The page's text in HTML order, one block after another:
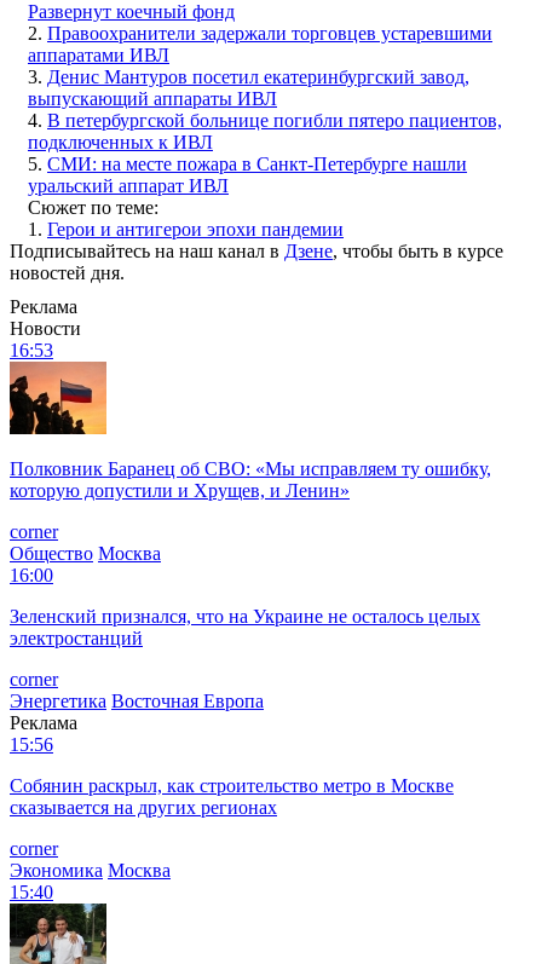
Развернут коечный фонд
2. Правоохранители задержали торговцев устаревшими
аппаратами ИВЛ
3. Денис Мантуров посетил екатеринбургский завод,
выпускающий аппараты ИВЛ
4. В петербургской больнице погибли пятеро пациентов,
подключенных к ИВЛ
5. СМИ: на месте пожара в Санкт-Петербурге нашли
уральский аппарат ИВЛ
Сюжет по теме:
1. Герои и антигерои эпохи пандемии
Подписывайтесь на наш канал в Дзене, чтобы быть в курсе
новостей дня.
Реклама
Новости
16:53
Полковник Баранец об СВО: «Мы исправляем ту ошибку,
которую допустили и Хрущев, и Ленин»
corner
Общество Москва
16:00
Зеленский признался, что на Украине не осталось целых
электростанций
corner
Энергетика Восточная Европа
Реклама
15:56
Собянин раскрыл, как строительство метро в Москве
сказывается на других регионах
corner
Экономика Москва
15:40